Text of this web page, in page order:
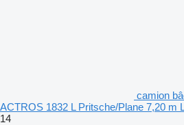
camion
ACTROS 1832 L Pritsche/Plane 7,20 m
14